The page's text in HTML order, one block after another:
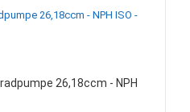
26,18ccm - NPH